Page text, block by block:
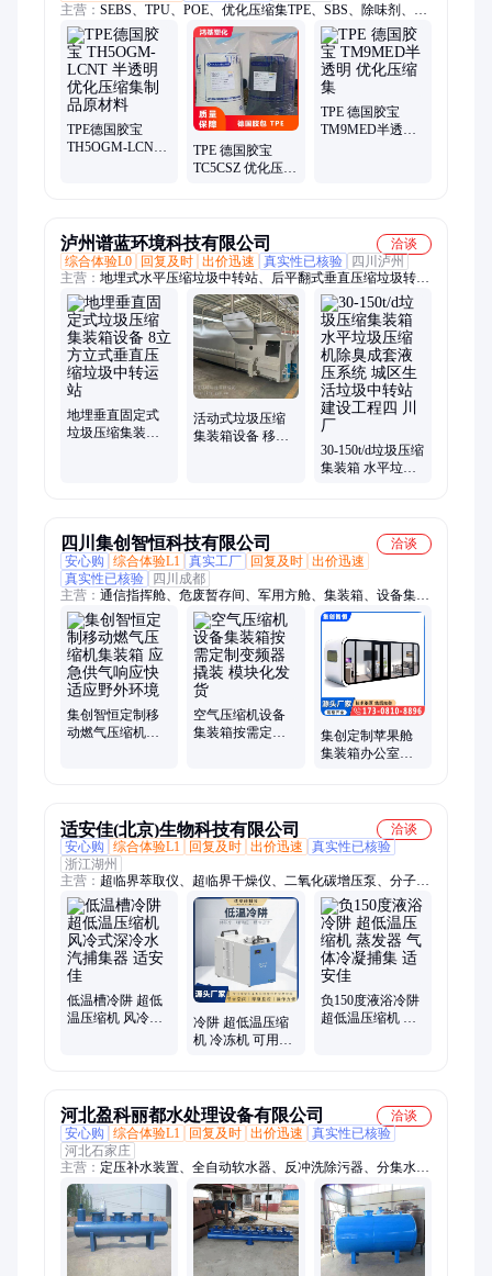
主营： SEBS、TPU、POE、优化压缩集TPE、SBS、除味剂、石
油树脂
TPE德国胶宝
TH5OGM-LCNT
TPE 德国胶宝
TC5CSZ 优化压缩
TPE 德国胶宝
TM9MED半透明
泸州谱蓝环境科技有限公司
洽谈
综合体验L0
回复及时 出价迅速 真实性已核验
四川泸州
主营： 地埋式水平压缩垃圾中转站、后平翻式垂直压缩垃圾转运
站、一体式勾臂压缩垃圾箱、四柱三缸四柱垂直压缩垃圾站、无
柱垂直压缩垃圾机、垃圾压缩机、垃圾压缩设备、垃圾压缩装
置、中转压缩箱、垃圾转运站、垃圾处理站、垃圾转运设备
地埋垂直固定式
垃圾压缩集装箱
活动式垃圾压缩
集装箱设备 移动
30-150t/d垃圾压缩
集装箱 水平垃圾
设工程四 川厂
四川集创智恒科技有限公司
洽谈
安心购
综合体验L1 真实工厂 回复及时 出价迅速
真实性已核验
四川成都
主营： 通信指挥舱、危废暂存间、军用方舱、集装箱、设备集装
箱、储能集装箱、制氢集装箱、发电机集装箱、防爆集装箱、机
柜间集装箱、方舱集装箱、集装箱设备箱、电力预制舱、一体化
污水处理设备箱、LNG撬装设备箱、SVG预制舱、无人机地面
站、预制舱变电站
集创智恒定制移
动燃气压缩机集
空气压缩机设备
集装箱按需定制
集创定制苹果舱
集装箱办公室方
适安佳(北京)生物科技有限公司
洽谈
安心购
综合体验L1 回复及时 出价迅速
真实性已核验
浙江湖州
主营： 超临界萃取仪、超临界干燥仪、二氧化碳增压泵、分子蒸
馏仪、冷阱、超临界CO2萃取仪、超临界萃取仪器、小型超临界
萃取装置、二氧化碳干燥仪、超临界干燥设备、超临界二氧化碳
干燥仪、自动临界点干燥仪、二氧化碳气体增压泵、超临界二氧
化碳装置、二氧化碳充装泵、二氧化碳注入泵、加压泵、氟冷
阱、分子蒸馏设备、精馏塔、旋蒸器、旋蒸仪、干燥仪、蒸发
仪、低温冷阱
低温槽冷阱 超低
温压缩机 风冷式
冷阱 超低温压缩
机 冷冻机 可用于
负150度液浴冷阱
超低温压缩机 蒸
河北盈科丽都水处理设备有限公司
洽谈
安心购
综合体验L1 回复及时 出价迅速
真实性已核验
河北石家庄
主营： 定压补水装置、全自动软水器、反冲洗除污器、分集水
器、隔膜气压罐、真空脱气机、冷凝水回收装置、全程水处理
器、旁流水处理器、旋流除砂器、篮式过滤器、扩容除污器、排
污降温罐、自动加药装置、立式直通除污器、自清洗过滤器、自
动定压真空脱气机组、高频电子水处理器、螺旋排气除污器、真
空引水罐、物化全程水处理器、电化学水处理器、变频恒压供水